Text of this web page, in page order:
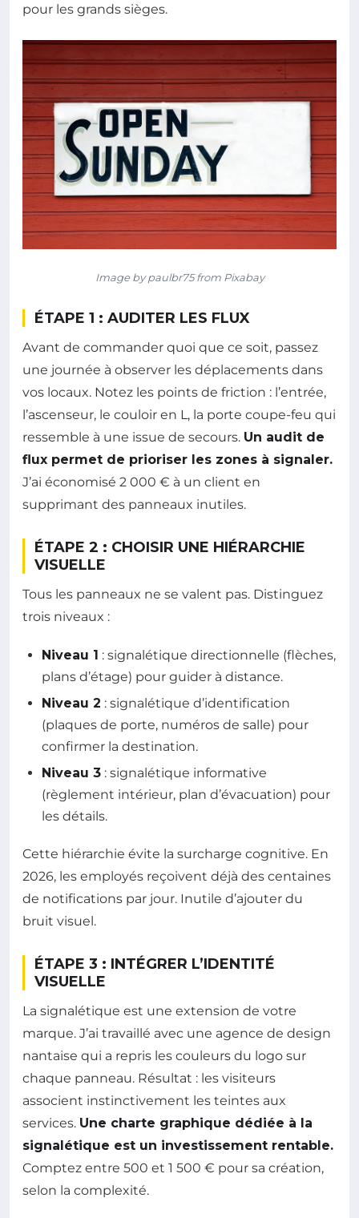
pour les grands sièges.
Image by paulbr75 from Pixabay
ÉTAPE 1 : AUDITER LES FLUX
Avant de commander quoi que ce soit, passez
une journée à observer les déplacements dans
vos locaux. Notez les points de friction : l’entrée,
l’ascenseur, le couloir en L, la porte coupe-feu qui
ressemble à une issue de secours. Un audit de
flux permet de prioriser les zones à signaler.
J’ai économisé 2 000 € à un client en
supprimant des panneaux inutiles.
ÉTAPE 2 : CHOISIR UNE HIÉRARCHIE
VISUELLE
Tous les panneaux ne se valent pas. Distinguez
trois niveaux :
Niveau 1 : signalétique directionnelle (flèches,
plans d’étage) pour guider à distance.
Niveau 2 : signalétique d’identification
(plaques de porte, numéros de salle) pour
confirmer la destination.
Niveau 3 : signalétique informative
(règlement intérieur, plan d’évacuation) pour
les détails.
Cette hiérarchie évite la surcharge cognitive. En
2026, les employés reçoivent déjà des centaines
de notifications par jour. Inutile d’ajouter du
bruit visuel.
ÉTAPE 3 : INTÉGRER L’IDENTITÉ
VISUELLE
La signalétique est une extension de votre
marque. J’ai travaillé avec une agence de design
nantaise qui a repris les couleurs du logo sur
chaque panneau. Résultat : les visiteurs
associent instinctivement les teintes aux
services. Une charte graphique dédiée à la
signalétique est un investissement rentable.
Comptez entre 500 et 1 500 € pour sa création,
selon la complexité.